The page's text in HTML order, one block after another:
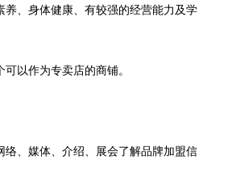
养、身体健康、有较强的经营能力及学
以作为专卖店的商铺。
络、媒体、介绍、展会了解品牌加盟信